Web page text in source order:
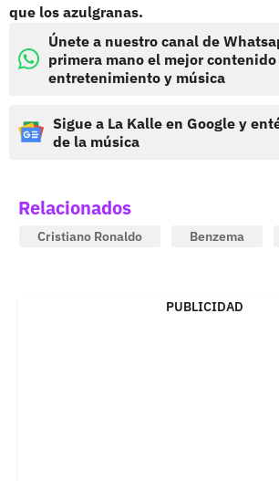
que los azulgranas.
Únete a nuestro canal de
primera mano el mejor contenido
entretenimiento y música
Sigue a La Kalle en Google y
de la música
Relacionados
Cristiano Ronaldo Benzema
PUBLICIDAD